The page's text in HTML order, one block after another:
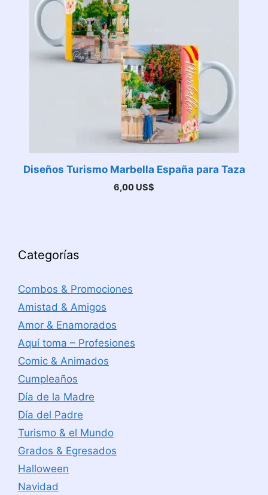
Diseños Turismo Marbella España para Taza
6,00 US$
Categorías
Combos & Promociones
Amistad & Amigos
Amor & Enamorados
Aquí toma – Profesiones
Comic & Animados
Cumpleaños
Día de la Madre
Día del Padre
Turismo & el Mundo
Grados & Egresados
Halloween
Navidad